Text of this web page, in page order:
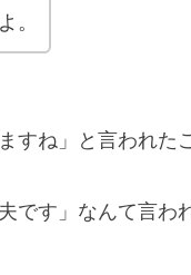
。
ね」と言われた
す」なんて言わ